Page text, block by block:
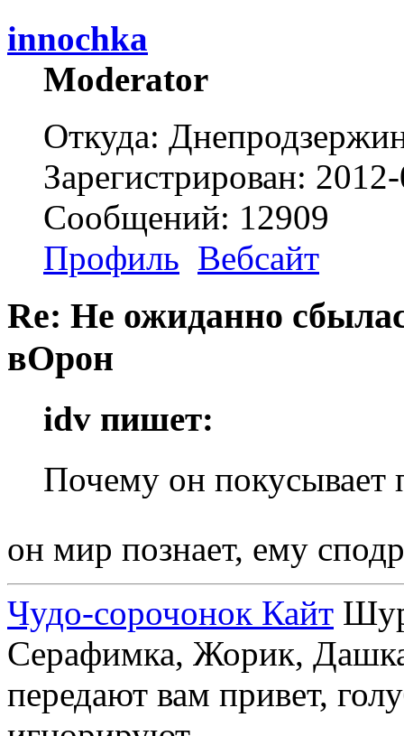
innochka
Moderator
Откуда:
Зарегистрирован:
Сообщений: 12909
Профиль Вебсайт
Re: Не ожиданно
вОрон
idv пишет:
Почему он покусывает
он мир познает, ему
Чудо-сорочонок Кайт
Серафимка, Жорик,
передают вам привет,